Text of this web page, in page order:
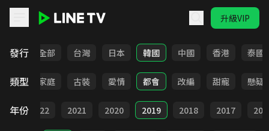
升級VIP
發行 全部 台灣 日本 韓國 中國 香港 泰國
類型
校園 家庭 古裝 愛情 都會 改編 甜寵 懸疑
年份 2022 2021 2020 2019 2018 2017